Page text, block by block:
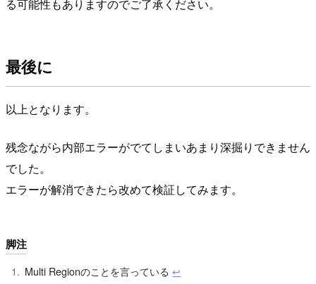
る可能性もありますのでご了承ください。
最後に
以上となります。
残念ながら内部エラーがでてしまいあまり深掘りできません
でした。
エラーが解消できたら改めて検証してみます。
脚注
Multi Regionのことを言っている↩︎